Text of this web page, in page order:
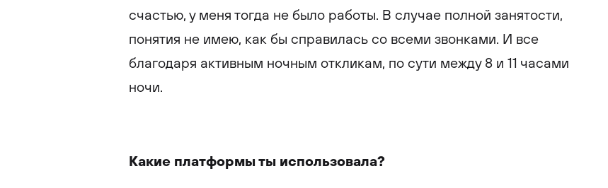
счастью, у меня тогда не было работы. В случае полной занятости,
понятия не имею, как бы справилась со всеми звонками. И все
благодаря активным ночным откликам, по сути между 8 и 11 часами
ночи.
Какие платформы ты использовала?